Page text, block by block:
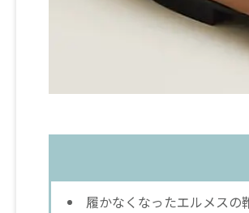
履かなくなったエルメスの